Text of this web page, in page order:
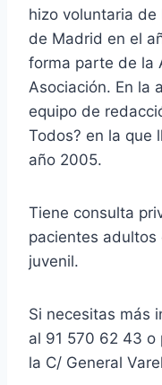
hizo voluntaria
de Madrid en el
forma parte de la
Asociación. En la
equipo de
Todos? en la que
año 2005.
Tiene consulta
pacientes
juvenil.
Si necesitas más
al 91 570 62 43 o
la C/ General